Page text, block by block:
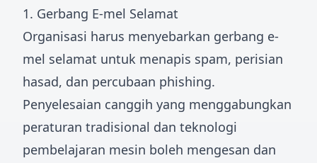
1. Gerbang E-mel Selamat
Organisasi harus menyebarkan gerbang e-
mel selamat untuk menapis spam, perisian
hasad, dan percubaan phishing.
Penyelesaian canggih yang menggabungkan
peraturan tradisional dan teknologi
pembelajaran mesin boleh mengesan dan